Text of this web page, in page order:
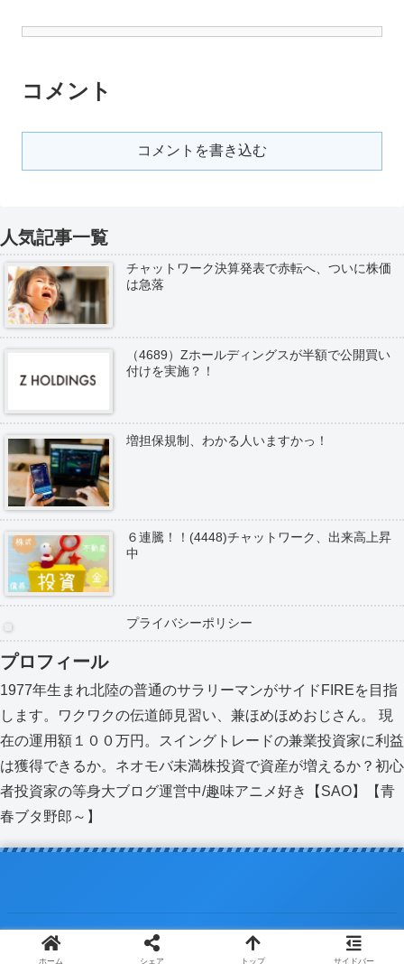
コメント
コメントを書き込む
人気記事一覧
チャットワーク決算発表で赤転へ、ついに株価
は急落
（4689）Zホールディングスが半額で公開買い
付けを実施？！
増担保規制、わかる人いますかっ！
６連騰！！(4448)チャットワーク、出来高上昇
中
プライバシーポリシー
プロフィール
1977年生まれ北陸の普通のサラリーマンがサイドFIREを目指
します。ワクワクの伝道師見習い、兼ほめほめおじさん。 現
在の運用額１００万円。スイングトレードの兼業投資家に利益
は獲得できるか。ネオモバ未満株投資で資産が増えるか？初心
者投資家の等身大ブログ運営中/趣味アニメ好き【SAO】【青
春ブタ野郎～】
© 2020 おこづかいサラリーマンの株式投資入門 北陸編.
ホーム シェア トップ サイドバー